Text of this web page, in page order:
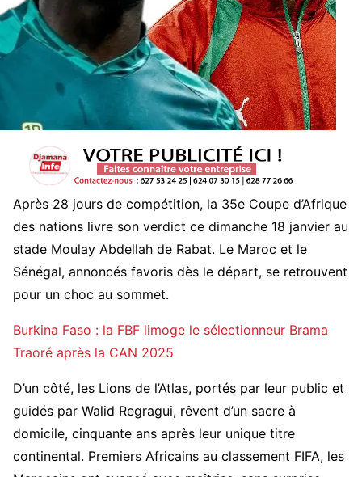
Après 28 jours de compétition, la 35e Coupe d’Afrique
des nations livre son verdict ce dimanche 18 janvier au
stade Moulay Abdellah de Rabat. Le Maroc et le
Sénégal, annoncés favoris dès le départ, se retrouvent
pour un choc au sommet.
Burkina Faso : la FBF limoge le sélectionneur Brama
Traoré après la CAN 2025
D’un côté, les Lions de l’Atlas, portés par leur public et
guidés par Walid Regragui, rêvent d’un sacre à
domicile, cinquante ans après leur unique titre
continental. Premiers Africains au classement FIFA, les